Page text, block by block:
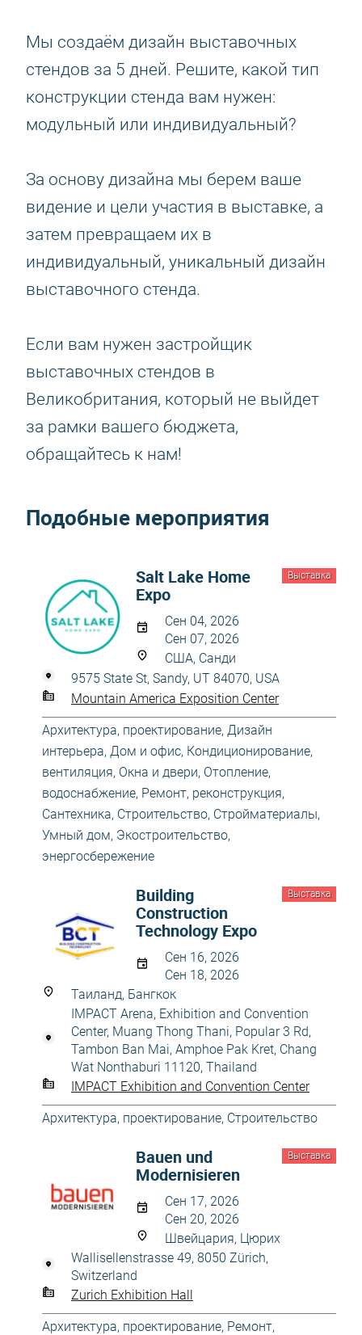
Мы создаём дизайн выставочных
стендов за 5 дней. Решите, какой тип
конструкции стенда вам нужен:
модульный или индивидуальный?
За основу дизайна мы берем ваше
видение и цели участия в выставке, а
затем превращаем их в
индивидуальный, уникальный дизайн
выставочного стенда.
Если вам нужен застройщик
выставочных стендов в
Великобритания, который не выйдет
за рамки вашего бюджета,
обращайтесь к нам!
Подобные мероприятия
Выставка
Salt Lake Home
Expo
Сен 04, 2026
Сен 07, 2026
США, Санди
9575 State St, Sandy, UT 84070, USA
Mountain America Exposition Center
Архитектура, проектирование, Дизайн
интерьера, Дом и офис, Кондиционирование,
вентиляция, Окна и двери, Отопление,
водоснабжение, Ремонт, реконструкция,
Сантехника, Строительство, Стройматериалы,
Умный дом, Экостроительство,
энергосбережение
Выставка
Building
Construction
Technology Expo
Сен 16, 2026
Сен 18, 2026
Таиланд, Бангкок
IMPACT Arena, Exhibition and Convention
Center, Muang Thong Thani, Popular 3 Rd,
Tambon Ban Mai, Amphoe Pak Kret, Chang
Wat Nonthaburi 11120, Thailand
IMPACT Exhibition and Convention Center
Архитектура, проектирование, Строительство
Выставка
Bauen und
Modernisieren
Сен 17, 2026
Сен 20, 2026
Швейцария, Цюрих
Wallisellenstrasse 49, 8050 Zürich,
Switzerland
Zurich Exhibition Hall
Архитектура, проектирование, Ремонт,